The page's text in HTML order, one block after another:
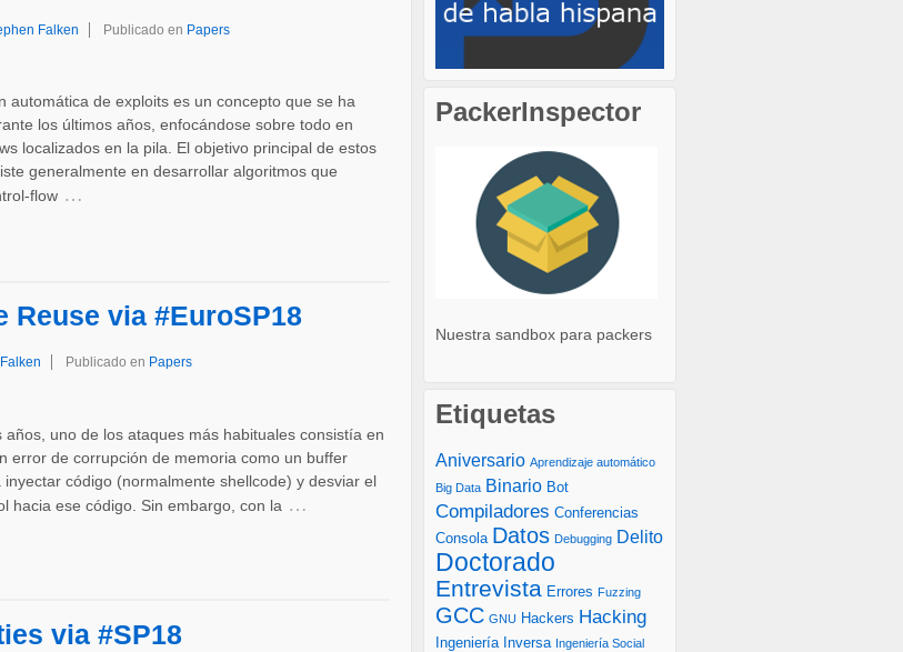
Falken Publicado en Papers
automática de exploits es un concepto que se ha
los últimos años, enfocándose sobre todo en
localizados en la pila. El objetivo principal de estos
generalmente en desarrollar algoritmos que
flow …
Reuse via #EuroSP18
Publicado en Papers
años, uno de los ataques más habituales consistía en
error de corrupción de memoria como un buffer
inyectar código (normalmente shellcode) y desviar el
hacia ese código. Sin embargo, con la …
via #SP18
PackerInspector
Nuestra sandbox para packers
Etiquetas
Aniversario Aprendizaje automático
Big Data Binario Bot
Compiladores Conferencias
Consola Datos Debugging Delito
Doctorado
Entrevista Errores Fuzzing
GCC GNU Hackers Hacking
Ingeniería Inversa Ingeniería Social